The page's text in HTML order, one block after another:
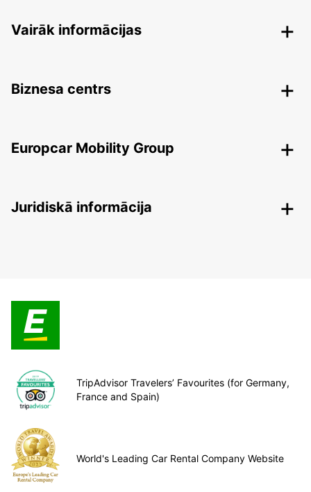
Vairāk informācijas
Biznesa centrs
Europcar Mobility Group
Juridiskā informācija
TripAdvisor Travelers’ Favourites (for Germany,
France and Spain)
World's Leading Car Rental Company Website